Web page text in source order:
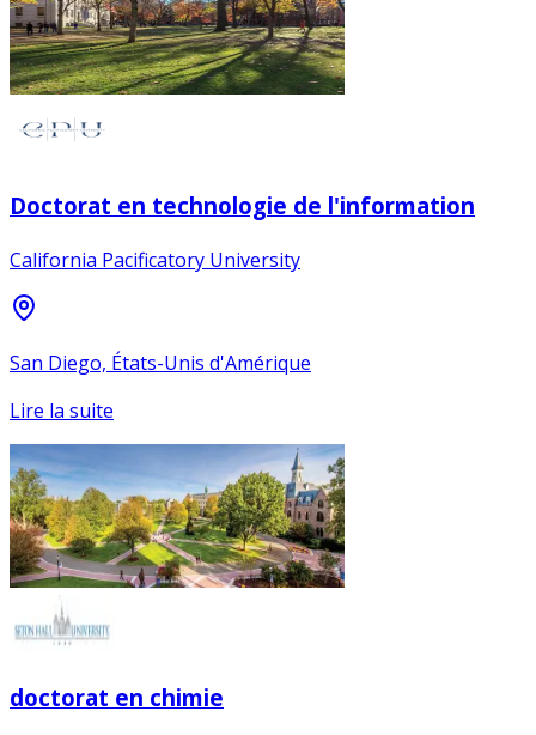
Doctorat en technologie de l'information
California Pacificatory University
San Diego, États-Unis d'Amérique
Lire la suite
doctorat en chimie